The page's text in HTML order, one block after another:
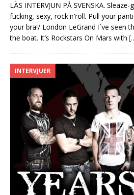
LÄS INTERVJUN PÅ SVENSKA.
fucking, sexy, rock'n'roll. Pull your
your bra!/ London LeGrand I`ve seen
the boat. It’s Rockstars On Mars with
INTERVJUER